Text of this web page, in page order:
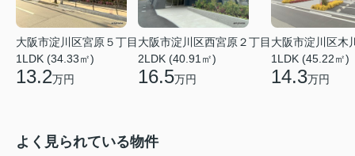
大阪市淀川区宮原５丁目
1LDK (34.33㎡)
13.2万円
大阪市淀川区西宮原２丁目
2LDK (40.91㎡)
16.5万円
大阪市淀川区木
1LDK (45.22㎡)
14.3万円
よく見られている物件